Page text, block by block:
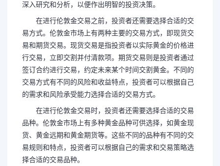
深入研究和分析，以便作出明智的投资决策。
在进行伦敦金交易之前，投资者还需要选择合适的交
易方式。伦敦金市场上有两种主要的交易方式，即现货交
易和期货交易。现货交易是指投资者以实际黄金的价格进
行交易，立即交割并付清款项。期货交易则是投资者通过
签订合约进行交易，约定未来某个时间交割黄金。不同的
交易方式有不同的风险和收益特点，投资者可以根据自己
的需求和风险承受能力选择合适的交易方式。
在进行伦敦金交易时，投资者还需要选择合适的交易
品种。伦敦金市场上有多种黄金品种可供选择，如黄金现
货、黄金远期和黄金期货等。这些不同的品种有不同的交
易规则和特点，投资者可以根据自己的需求和交易策略选
择合适的交易品种。